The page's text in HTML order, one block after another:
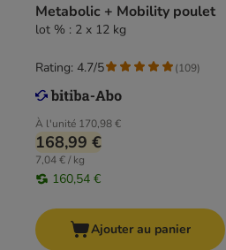
Metabolic + Mobility poulet
lot % : 2 x 12 kg
À l'unité 170,98 €
168,99 €
7,04 € / kg
160,54 €
Rating: 4.7/5 (109)
Ajouter au panier